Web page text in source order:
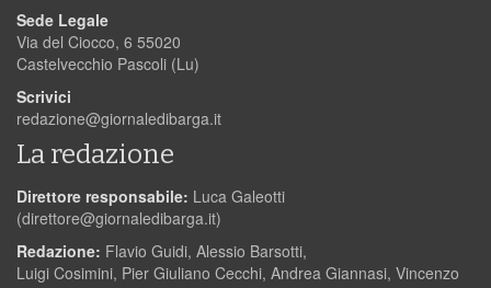
Sede Legale
Via del Ciocco, 6 55020
Castelvecchio Pascoli (Lu)
Scrivici
redazione@giornaledibarga.it
La redazione
Direttore responsabile: Luca Galeotti
(direttore@giornaledibarga.it)
Redazione: Flavio Guidi, Alessio Barsotti,
Luigi Cosimini, Pier Giuliano Cecchi, Andrea Giannasi, Vincenzo